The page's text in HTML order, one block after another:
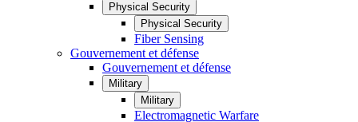
Physical Security
Physical Security
Fiber Sensing
Gouvernement et défense
Gouvernement et défense
Military
Military
Electromagnetic Warfare